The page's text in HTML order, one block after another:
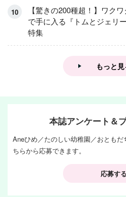
【驚きの200種超！】ワク
で手に入る『トムとジェリ
特集
もっと見
本誌アンケート＆
Aneひめ／たのしい幼稚園／おとも
ちらから応募できます。
応募する